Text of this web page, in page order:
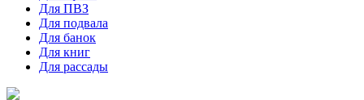
Для ПВЗ
Для подвала
Для банок
Для книг
Для рассады